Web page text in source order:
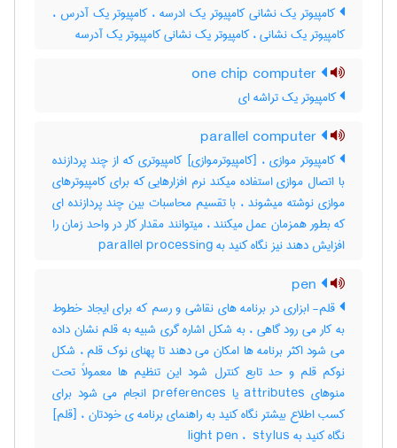
کامپیوتر یک نشانی کامپیوتر یک ادرسه ، کامپیوتر یک آدرس ،
کامپیوتر یک نشانی ، کامپیوتر یک نشانی کامپیوتر یک آدرسه
کامپیوتر یک تراشه ای
کامپیوتر موازی ، [کامپیوترموازی] کامپیوتری که از چند پردازنده
با اتصال موازی استفاده میکند نرم افزارهایی که برای کامپیوترهای
موازی نوشته میشوند ، با تقسیم محاسبات بین چند پردازنده ای
که بطور همزمان عمل میکنند ، میتوانند مقدار کار در واحد زمان را
افزایش دهند نیز نگاه کنید به ‎ parallel processing
قلم- ابزاری در برنامه های نقاشی و رسم که برای ایجاد خطوط
به کار می رود گاهی ، به شکل اشاره گری شبیه به قلم نشان داده
می شود اکثر برنامه ها امکان می دهند تا پهنای نوک قلم ، شکل
نوکم قلم و حد تابع کنترل شود این تنظیم ها معمولاً تحت
منوهای attributes یا preferences انجام می شود برای
کسب اطلاع بیشتر نگاه کنید به راهنمای برنامه ی خودتان ، [قلم]
نگاه کنید به ‎ light pen ، ‎ stylus